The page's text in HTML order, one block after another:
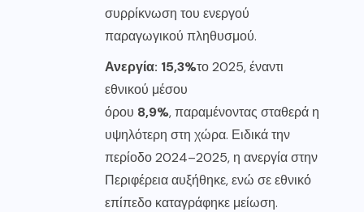
συρρίκνωση του ενεργού
παραγωγικού πληθυσμού.
Ανεργία: 15,3%το 2025, έναντι
εθνικού μέσου
όρου 8,9%, παραμένοντας σταθερά η
υψηλότερη στη χώρα. Ειδικά την
περίοδο 2024–2025, η ανεργία στην
Περιφέρεια αυξήθηκε, ενώ σε εθνικό
επίπεδο καταγράφηκε μείωση.